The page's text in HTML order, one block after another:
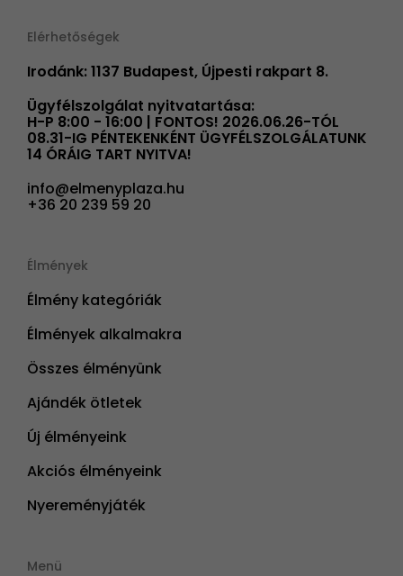
Elérhetőségek
Irodánk: 1137 Budapest, Újpesti rakpart 8.
Ügyfélszolgálat nyitvatartása:
H-P 8:00 - 16:00 | FONTOS! 2026.06.26-TÓL
08.31-IG PÉNTEKENKÉNT ÜGYFÉLSZOLGÁLATUNK
14 ÓRÁIG TART NYITVA!
info@elmenyplaza.hu
+36 20 239 59 20
Élmények
Élmény kategóriák
Élmények alkalmakra
Összes élményünk
Ajándék ötletek
Új élményeink
Akciós élményeink
Nyereményjáték
Menü